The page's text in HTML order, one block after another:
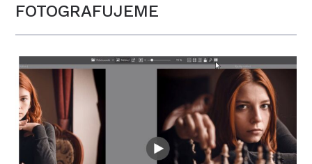
FOTOGRAFUJEME